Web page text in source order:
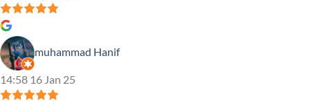
muhammad Hanif
14:58 16 Jan 25